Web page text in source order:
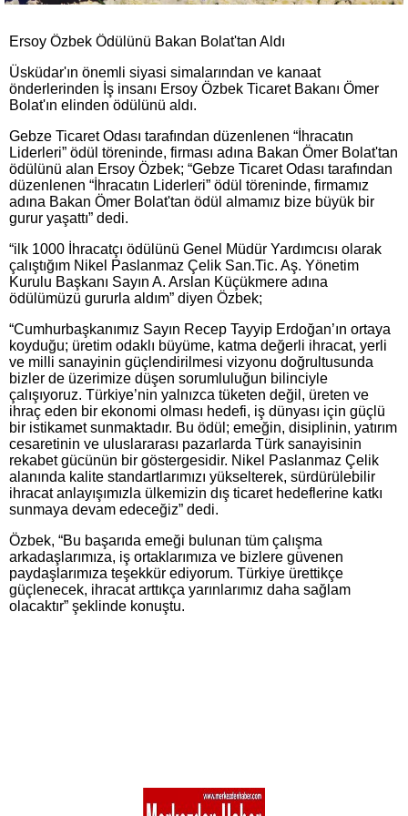
Ersoy Özbek Ödülünü Bakan Bolat'tan Aldı
Üsküdar'ın önemli siyasi simalarından ve kanaat
önderlerinden İş insanı Ersoy Özbek Ticaret Bakanı Ömer
Bolat'ın elinden ödülünü aldı.
Gebze Ticaret Odası tarafından düzenlenen “İhracatın
Liderleri” ödül töreninde, firması adına Bakan Ömer Bolat'tan
ödülünü alan Ersoy Özbek; “Gebze Ticaret Odası tarafından
düzenlenen “İhracatın Liderleri” ödül töreninde, firmamız
adına Bakan Ömer Bolat'tan ödül almamız bize büyük bir
gurur yaşattı” dedi.
“ilk 1000 İhracatçı ödülünü Genel Müdür Yardımcısı olarak
çalıştığım Nikel Paslanmaz Çelik San.Tic. Aş. Yönetim
Kurulu Başkanı Sayın A. Arslan Küçükmere adına
ödülümüzü gururla aldım” diyen Özbek;
“Cumhurbaşkanımız Sayın Recep Tayyip Erdoğan’ın ortaya
koyduğu; üretim odaklı büyüme, katma değerli ihracat, yerli
ve milli sanayinin güçlendirilmesi vizyonu doğrultusunda
bizler de üzerimize düşen sorumluluğun bilinciyle
çalışıyoruz. Türkiye’nin yalnızca tüketen değil, üreten ve
ihraç eden bir ekonomi olması hedefi, iş dünyası için güçlü
bir istikamet sunmaktadır. Bu ödül; emeğin, disiplinin, yatırım
cesaretinin ve uluslararası pazarlarda Türk sanayisinin
rekabet gücünün bir göstergesidir. Nikel Paslanmaz Çelik
alanında kalite standartlarımızı yükselterek, sürdürülebilir
ihracat anlayışımızla ülkemizin dış ticaret hedeflerine katkı
sunmaya devam edeceğiz” dedi.
Özbek, “Bu başarıda emeği bulunan tüm çalışma
arkadaşlarımıza, iş ortaklarımıza ve bizlere güvenen
paydaşlarımıza teşekkür ediyorum. Türkiye ürettikçe
güçlenecek, ihracat arttıkça yarınlarımız daha sağlam
olacaktır” şeklinde konuştu.